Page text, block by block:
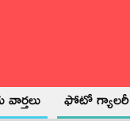
ఫోటో గ్యాలరీ